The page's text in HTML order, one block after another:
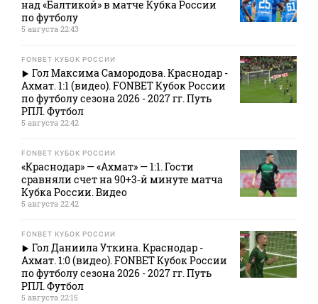
над «Балтикой» в матче Кубка России
по футболу
5 августа 22:43
FONBET КУБОК РОССИИ
Гол Максима Самородова. Краснодар -
Ахмат. 1:1 (видео). FONBET Кубок России
по футболу сезона 2026 - 2027 гг. Путь
РПЛ. Футбол
5 августа 22:42
FONBET КУБОК РОССИИ
«Краснодар» — «Ахмат» — 1:1. Гости
сравняли счет на 90+3‑й минуте матча
Кубка России. Видео
5 августа 22:42
FONBET КУБОК РОССИИ
Гол Даниила Уткина. Краснодар -
Ахмат. 1:0 (видео). FONBET Кубок России
по футболу сезона 2026 - 2027 гг. Путь
РПЛ. Футбол
5 августа 22:15